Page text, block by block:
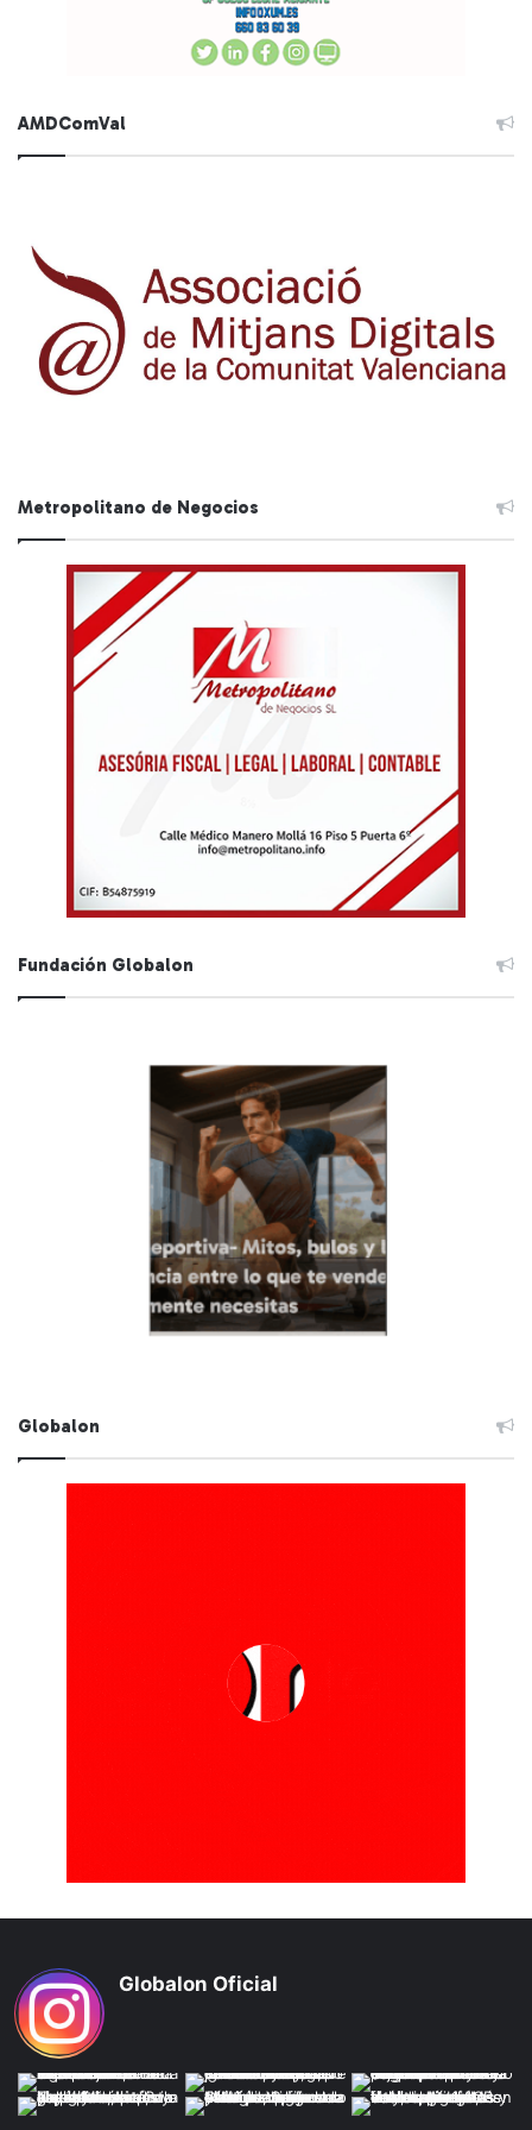
AMDComVal
Metropolitano de Negocios
Fundación Globalon
Globalon
Globalon Oficial